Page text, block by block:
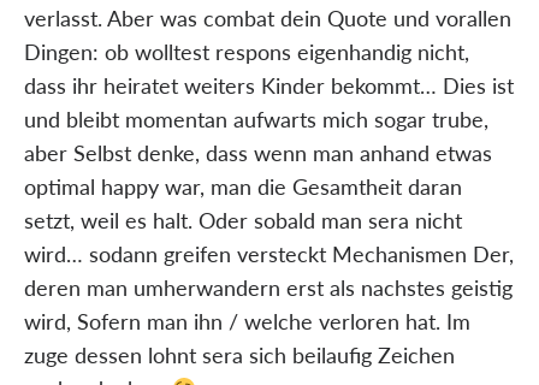
verlasst. Aber was combat dein Quote und vorallen
Dingen: ob wolltest respons eigenhandig nicht,
dass ihr heiratet weiters Kinder bekommt… Dies ist
und bleibt momentan aufwarts mich sogar trube,
aber Selbst denke, dass wenn man anhand etwas
optimal happy war, man die Gesamtheit daran
setzt, weil es halt. Oder sobald man sera nicht
wird… sodann greifen versteckt Mechanismen Der,
deren man umherwandern erst als nachstes geistig
wird, Sofern man ihn / welche verloren hat. Im
zuge dessen lohnt sera sich beilaufig Zeichen